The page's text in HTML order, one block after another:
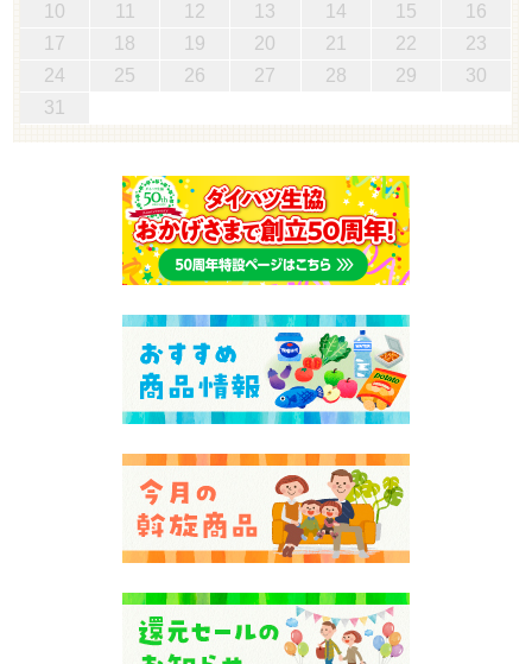
10
11 12 13 14 15
16
17
18 19 20 21 22
23
24
25 26 27 28 29
30
31